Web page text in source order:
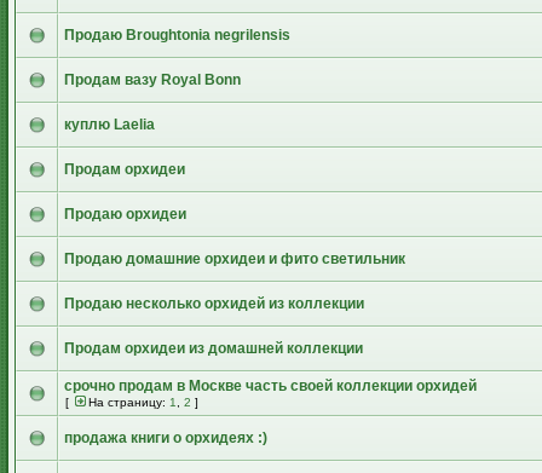
Продаю Broughtonia negrilensis
Продам вазу Royal Bonn
куплю Laelia
Продам орхидеи
Продаю орхидеи
Продаю домашние орхидеи и фито светильник
Продаю несколько орхидей из коллекции
Продам орхидеи из домашней коллекции
срочно продам в Москве часть своей коллекции орхидей
[ На страницу: 1 2 ]
продажа книги о орхидеях :)